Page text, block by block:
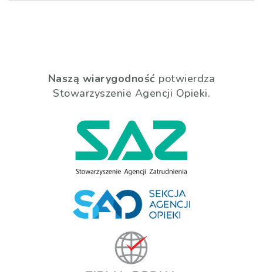
Naszą wiarygodność potwierdza
Stowarzyszenie Agencji Opieki.